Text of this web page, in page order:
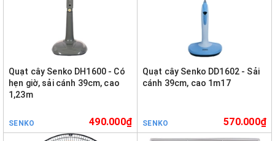
Quạt cây Senko DH1600 - Có
hẹn giờ, sải cánh 39cm, cao
1,23m
SENKO 490.000₫
Quạt cây Senko DD1602 - Sải
cánh 39cm, cao 1m17
SENKO 570.000₫